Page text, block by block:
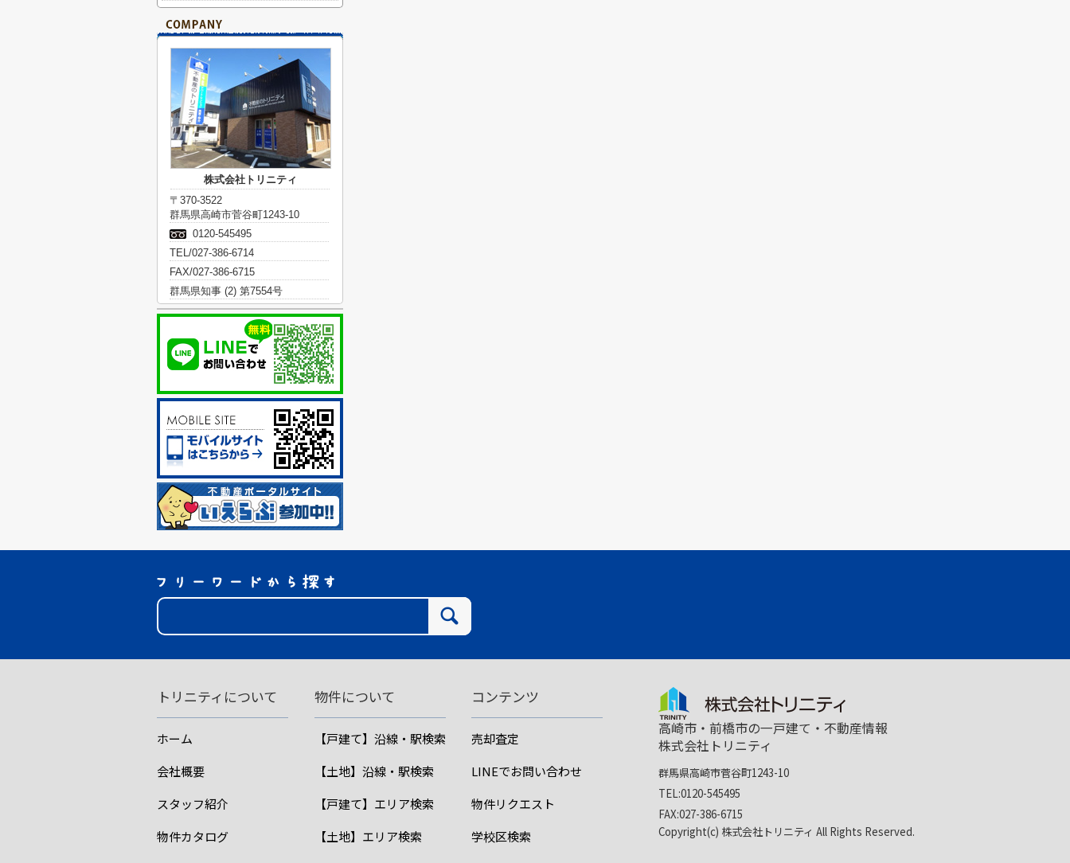
株式会社トリニティ
〒370-3522
群馬県高崎市菅谷町1243-10
0120-545495
TEL/027-386-6714
FAX/027-386-6715
群馬県知事 (2) 第7554号
トリニティについて
ホーム
会社概要
スタッフ紹介
物件カタログ
物件について
【戸建て】沿線・駅検索
【土地】沿線・駅検索
【戸建て】エリア検索
【土地】エリア検索
コンテンツ
売却査定
LINEでお問い合わせ
物件リクエスト
学校区検索
高崎市・前橋市の一戸建て・不動産情報
株式会社トリニティ
群馬県高崎市菅谷町1243-10
TEL:0120-545495
FAX:027-386-6715
Copyright(c) 株式会社トリニティ All Rights Reserved.